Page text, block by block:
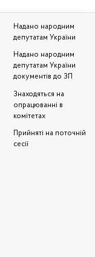
Надано народним
депутатам України
Надано народним
депутатам України
документів до ЗП
Знаходяться на
опрацюванні в
комітетах
Прийняті на поточній
сесії